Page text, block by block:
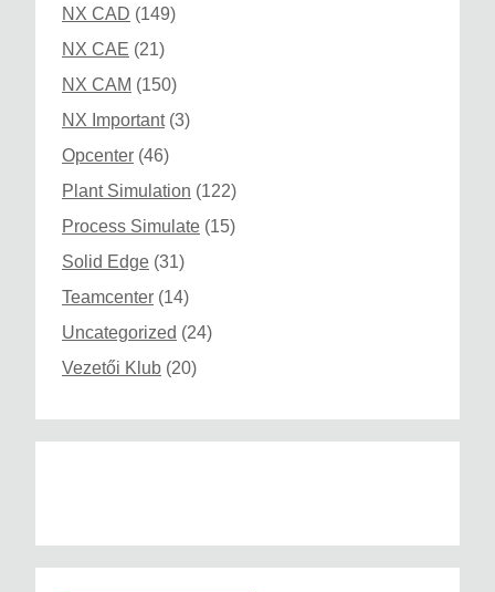
NX CAD (149)
NX CAE (21)
NX CAM (150)
NX Important(3)
Opcenter (46)
Plant Simulation (122)
Process Simulate (15)
Solid Edge (31)
Teamcenter (14)
Uncategorized (24)
Vezetői Klub (20)